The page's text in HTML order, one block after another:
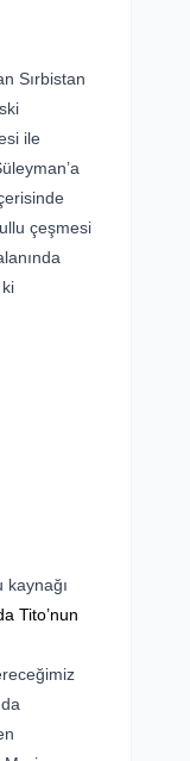
Sırbistan
ile
çeşmesi
kaynağı
Tito’nun